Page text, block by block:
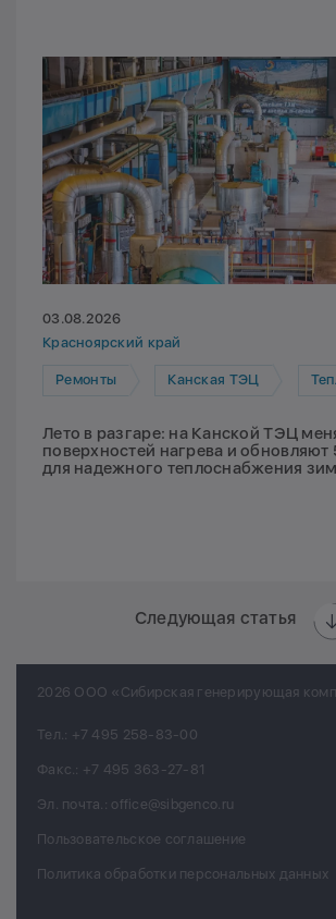
03.08.2026
Красноярский край
Ремонты Канская ТЭЦ
Лето в разгаре: на Канской ТЭЦ
поверхностей нагрева и обновляют
для надежного теплоснабжения
Следующая статья
2026 ООО «Сибирская генерирующая
Тел.: +7 495 258-83-00
Факс.: +7 495 363-27-81
Эл. почта.: office@sibgenco.ru
Пользовательское соглашение
Политика обработки персональных данных